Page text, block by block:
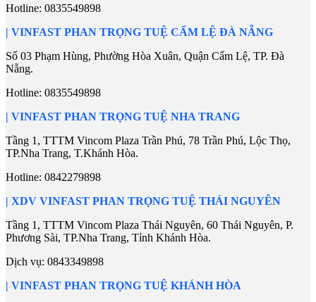
Hotline: 0835549898
| VINFAST PHAN TRỌNG TUỆ CẨM LỆ ĐÀ NẴNG
Số 03 Phạm Hùng, Phường Hòa Xuân, Quận Cẩm Lệ, TP. Đà
Nẵng.
Hotline: 0835549898
| VINFAST PHAN TRỌNG TUỆ NHA TRANG
Tầng 1, TTTM Vincom Plaza Trần Phú, 78 Trần Phú, Lộc Thọ,
TP.Nha Trang, T.Khánh Hòa.
Hotline: 0842279898
| XDV VINFAST PHAN TRỌNG TUỆ THÁI NGUYÊN
Tầng 1, TTTM Vincom Plaza Thái Nguyên, 60 Thái Nguyên, P.
Phương Sài, TP.Nha Trang, Tỉnh Khánh Hòa.
Dịch vụ: 0843349898
| VINFAST PHAN TRỌNG TUỆ KHÁNH HÒA